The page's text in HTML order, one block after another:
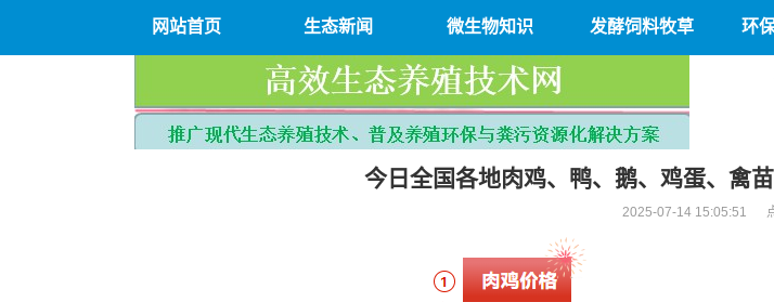
网站首页 生态新闻 微生物知识 发酵饲料牧草 环
今日全国各地肉鸡、鸭、鹅、鸡蛋、禽
2025-07-14 15:05:51 点